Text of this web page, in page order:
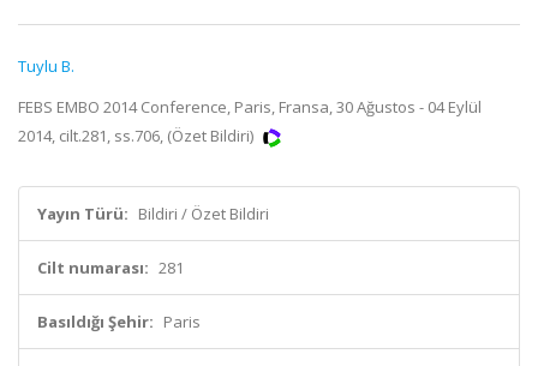
Tuylu B.
FEBS EMBO 2014 Conference, Paris, Fransa, 30 Ağustos - 04 Eylül
2014, cilt.281, ss.706, (Özet Bildiri)
Yayın Türü: Bildiri / Özet Bildiri
Cilt numarası: 281
Basıldığı Şehir: Paris